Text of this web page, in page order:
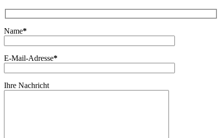
Name*
E-Mail-Adresse*
Ihre Nachricht